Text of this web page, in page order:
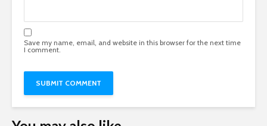
Save my name, email, and website in this browser for the next time
I comment.